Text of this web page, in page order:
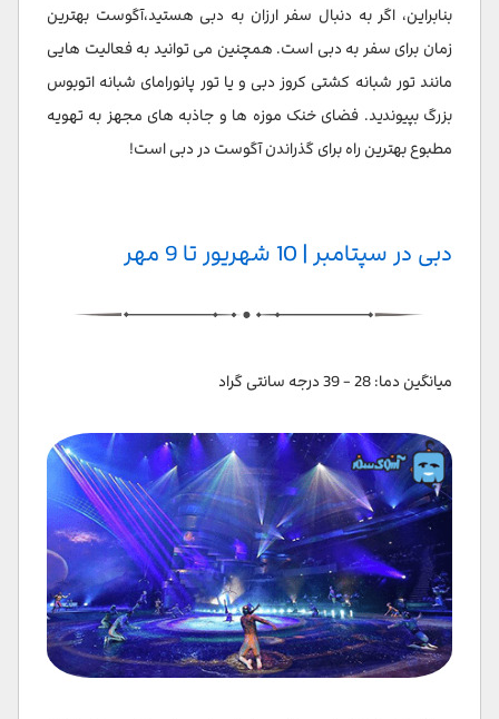
بنابراین، اگر به دنبال سفر ارزان به دبی هستید،آگوست بهترین
زمان برای سفر به دبی است. همچنین می توانید به فعالیت هایی
مانند تور شبانه کشتی کروز دبی و یا تور پانورامای شبانه اتوبوس
بزرگ بپیوندید. فضای خنک موزه ها و جاذبه های مجهز به تهویه
مطبوع بهترین راه برای گذراندن آگوست در دبی است!
دبی در سپتامبر | 10 شهریور تا 9 مهر
میانگین دما: 28 - 39 درجه سانتی گراد